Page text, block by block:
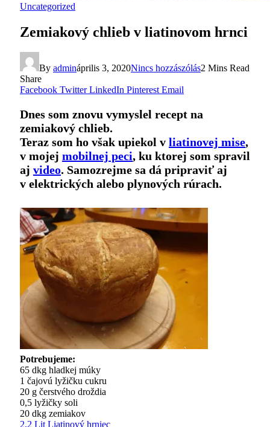
Uncategorized
Zemiakový chlieb v liatinovom hrnci
By admináprilis 3, 2020Nincs hozzászólás2 Mins Read
Share
Facebook Twitter LinkedIn Pinterest Email
Dnes som znovu vymyslel recept na
zemiakový chlieb.
Teraz som ho však upiekol v liatinovej mise,
v mojej mobilnej peci, ku ktorej som spravil
aj video. Samozrejme sa dá pripraviť aj
v elektrických alebo plynových rúrach.
Potrebujeme:
65 dkg hladkej múky
1 čajovú lyžičku cukru
20 g čerstvého droždia
0,5 lyžičky soli
20 dkg zemiakov
2,2 Lit Liatinový hrniec